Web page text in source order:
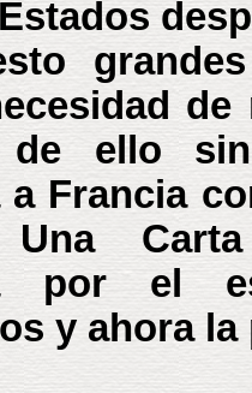
de ello
a Francia
Una
por el
y ahora